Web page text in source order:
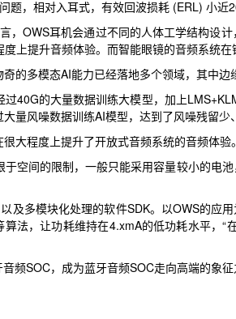
，相对入耳式，有效回波损耗 (ERL) 小近
OWS耳机会通过不同的人体工学结构设
提升音频体验。而智能眼镜的音频系统在
多模态AI能力已经落地多个领域，其中边
40G的大量数据训练大模型，加上
风噪数据训练AI模型，达到了风噪残留少
大程度上提升了开放式音频系统的音频体验。
空间的限制，一般只能采用容量较小的电
多模块化处理的软件SDK。以OWS的应
法，让功耗维持在4.xmA的低功耗水平，“
SOC，成为蓝牙音频SOC走向高端的象